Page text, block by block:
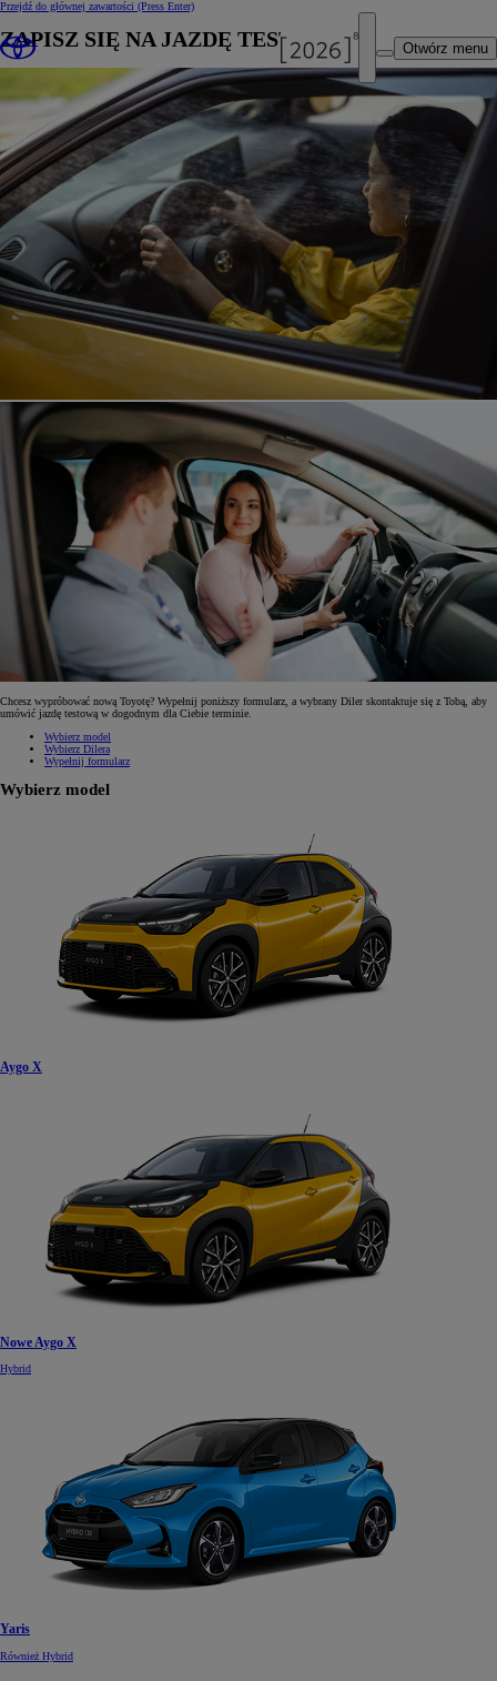
Przejdź do głównej zawartości (Press Enter)
Otwórz menu
ZAPISZ SIĘ NA JAZDĘ TESTOWĄ
Chcesz wypróbować nową Toyotę? Wypełnij poniższy formularz, a wybrany Diler skontaktuje się z Tobą, aby
umówić jazdę testową w dogodnym dla Ciebie terminie.
Wybierz model
Wybierz Dilera
Wypełnij formularz
Wybierz model
Aygo X
Nowe Aygo X
Hybrid
Yaris
Również Hybrid